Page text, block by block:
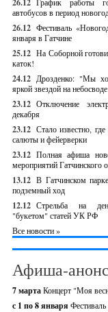
26.12
автобусов в период
26.12 Фестиваль
января в Гатчине
25.12 На Соборной
каток!
24.12 Дрозденко: "Мы
яркой звездой на
23.12 Отключение
декабря
23.12 Стало известно,
салюты и фейерверки
23.12 Полная афиша
мероприятий Гатчинского
13.12 В Гатчинском
подземный ход
12.12 Стрельба на
"букетом" статей УК РФ
Все новости »
Афиша-
7 мартаКонцерт "Моя
с 1 по 8 января